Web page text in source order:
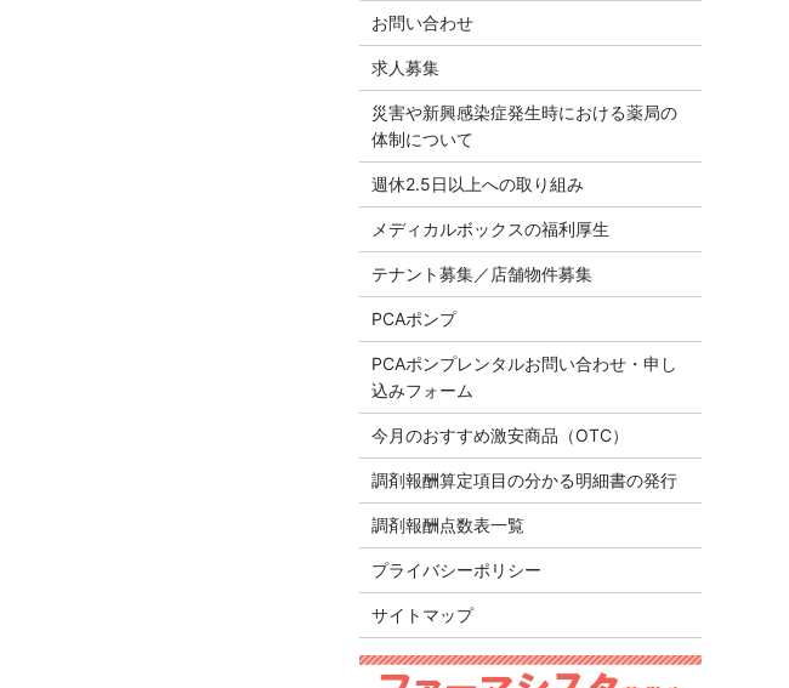
お問い合わせ
求人募集
災害や新興感染症発生時における薬局の
体制について
週休2.5日以上への取り組み
メディカルボックスの福利厚生
テナント募集／店舗物件募集
PCAポンプ
PCAポンプレンタルお問い合わせ・申し
込みフォーム
今月のおすすめ激安商品（OTC）
調剤報酬算定項目の分かる明細書の発行
調剤報酬点数表一覧
プライバシーポリシー
サイトマップ